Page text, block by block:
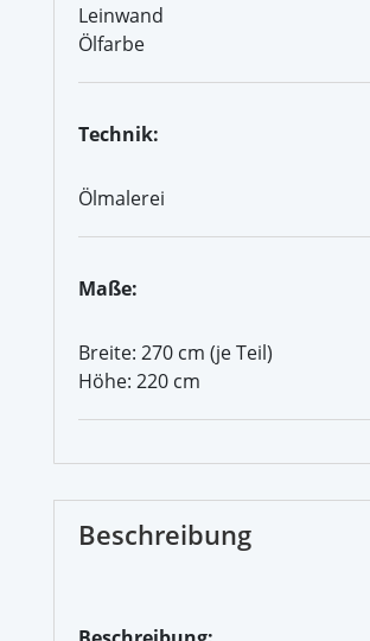
Leinwand
Ölfarbe
Technik:
Ölmalerei
Maße:
Breite: 270 cm (je Teil)
Höhe: 220 cm
Beschreibung